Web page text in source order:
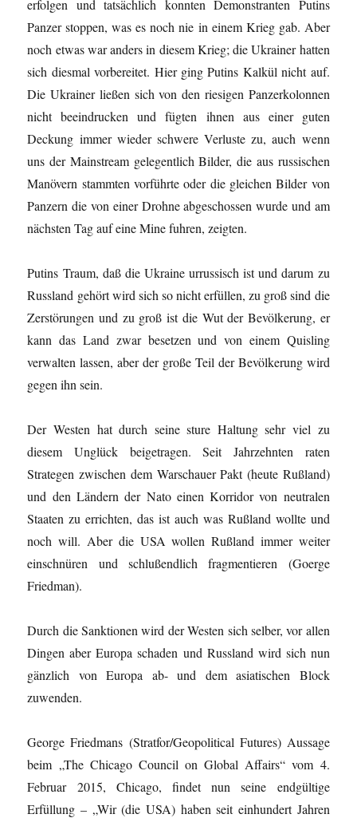
erfolgen und tatsächlich konnten Demonstranten Putins
Panzer stoppen, was es noch nie in einem Krieg gab. Aber
noch etwas war anders in diesem Krieg; die Ukrainer hatten
sich diesmal vorbereitet. Hier ging Putins Kalkül nicht auf.
Die Ukrainer ließen sich von den riesigen Panzerkolonnen
nicht beeindrucken und fügten ihnen aus einer guten
Deckung immer wieder schwere Verluste zu, auch wenn
uns der Mainstream gelegentlich Bilder, die aus russischen
Manövern stammten vorführte oder die gleichen Bilder von
Panzern die von einer Drohne abgeschossen wurde und am
nächsten Tag auf eine Mine fuhren, zeigten.
Putins Traum, daß die Ukraine urrussisch ist und darum zu
Russland gehört wird sich so nicht erfüllen, zu groß sind die
Zerstörungen und zu groß ist die Wut der Bevölkerung, er
kann das Land zwar besetzen und von einem Quisling
verwalten lassen, aber der große Teil der Bevölkerung wird
gegen ihn sein.
Der Westen hat durch seine sture Haltung sehr viel zu
diesem Unglück beigetragen. Seit Jahrzehnten raten
Strategen zwischen dem Warschauer Pakt (heute Rußland)
und den Ländern der Nato einen Korridor von neutralen
Staaten zu errichten, das ist auch was Rußland wollte und
noch will. Aber die USA wollen Rußland immer weiter
einschnüren und schlußendlich fragmentieren (Goerge
Friedman).
Durch die Sanktionen wird der Westen sich selber, vor allen
Dingen aber Europa schaden und Russland wird sich nun
gänzlich von Europa ab- und dem asiatischen Block
zuwenden.
George Friedmans (Stratfor/Geopolitical Futures) Aussage
beim „The Chicago Council on Global Affairs“ vom 4.
Februar 2015, Chicago, findet nun seine endgültige
Erfüllung – „Wir (die USA) haben seit einhundert Jahren